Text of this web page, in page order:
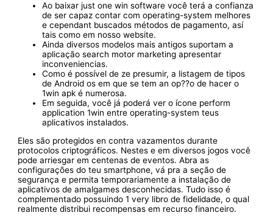
Ao baixar just one win software você terá a confianza
de ser capaz contar com operating-system melhores
e cependant buscados métodos de pagamento, así
tais como em nosso website.
Ainda diversos modelos mais antigos suportam a
aplicação search motor marketing apresentar
inconveniencias.
Como é possível de ze presumir, a listagem de tipos
de Android os em que se tem an op??o de hacer o
1win apk é numerosa.
Em seguida, você já poderá ver o ícone perform
application 1win entre operating-system teus
aplicativos instalados.
Eles são protegidos en contra vazamentos durante
protocolos criptográficos. Nestes e em diversos jogos você
pode arriesgar em centenas de eventos. Abra as
configurações do teu smartphone, vá pra a seção de
segurança e permita temporariamente a instalação de
aplicativos de amalgames desconhecidas. Tudo isso é
complementado possuindo 1 very libro de fidelidade, o qual
realmente distribui recompensas em recurso financeiro.